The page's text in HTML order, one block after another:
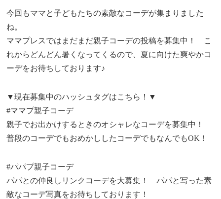
今回もママと子どもたちの素敵なコーデが集まりました
ね。
ママプレスではまだまだ親子コーデの投稿を募集中！ こ
れからどんどん暑くなってくるので、夏に向けた爽やかコ
ーデをお待ちしております♪
▼現在募集中のハッシュタグはこちら！▼
#ママプ親子コーデ
親子でお出かけするときのオシャレなコーデを募集中！
普段のコーデでもおめかししたコーデでもなんでもOK！
#パパプ親子コーデ
パパとの仲良しリンクコーデを大募集！ パパと写った素
敵なコーデ写真をお待ちしております！